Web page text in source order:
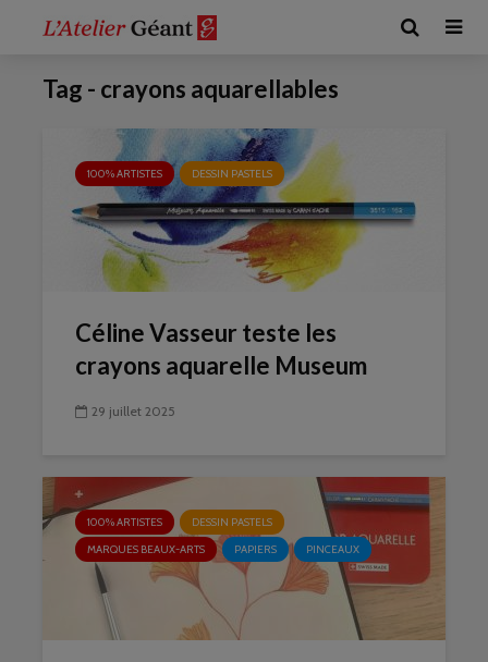
Tag - crayons aquarellables
100% ARTISTES DESSIN PASTELS
Céline Vasseur teste les
crayons aquarelle Museum
29 juillet 2025
100% ARTISTES
DESSIN PASTELS
MARQUES BEAUX-ARTS
PAPIERS PINCEAUX